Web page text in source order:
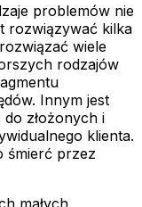
problemów nie
rozwiązywać kilka
wiele
rodzajów
Innym jest
złożonych i
klienta.
śmierć przez
małych